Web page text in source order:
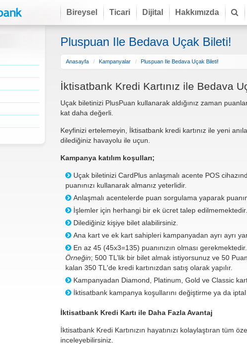
Bireysel Ticari Dijital Hakkımızda
Pluspuan Ile Bedava Uçak Bileti!
Anasayfa Kampanyalar Pluspuan Ile Bedava Uçak Bileti!
İktisatbank Kredi Kartınız ile Bedava
Uçak biletinizi PlusPuan kullanarak aldığınız zaman
kat daha değerli.
Keyfinizi ertelemeyin, İktisatbank kredi kartınız ile yeni
dilediğiniz havayolu ile uçun.
Kampanya katılım koşulları;
Uçak biletinizi CardPlus anlaşmalı acente POS
puanınızı kullanarak almanız yeterlidir.
Anlaşmalı acentelerde puan sorgulama yaparak
İşlemler için herhangi bir ek ücret talep edilmemektedir.
Dilediğiniz kişiye bilet alabilirsiniz.
Ana kart ve ek kart sahipleri kampanyadan ayrı ayrı
En az 45 (45x3=135) puanınızın olması gerekmektedir.
Örneğin; 500 TL’lik bir bilet almak istiyorsunuz ve 50
kalan 350 TL'de kredi kartınızdan satış olarak yapılır.
Kampanyadan Diamond, Platinum, Gold ve Classic
İktisatbank kampanya koşullarını değiştirme ya da iptal
İktisatbank Kredi Kartı ile Daha Fazla Avantaj
İktisatbank Kredi Kartınızın hayatınızı kolaylaştıran tüm
inceleyebilirsiniz.